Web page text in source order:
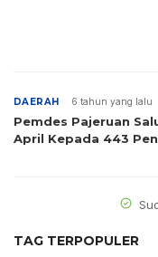
DAERAH 6 tahun yang lalu
Pemdes Pajeruan
April Kepada 443
TAG TERPOPULER